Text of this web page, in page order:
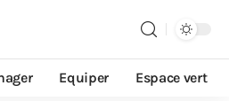
Equiper Espace vert